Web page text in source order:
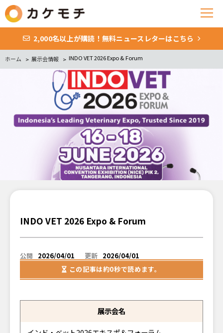
2,000名以上が購読！無料ニュースレターはこちら
ホーム 展示会情報 INDO VET 2026 Expo & Forum
INDO VET 2026 Expo & Forum
公開 2026/04/01 更新 2026/04/01
この記事は約0秒で読めます。
展示会名